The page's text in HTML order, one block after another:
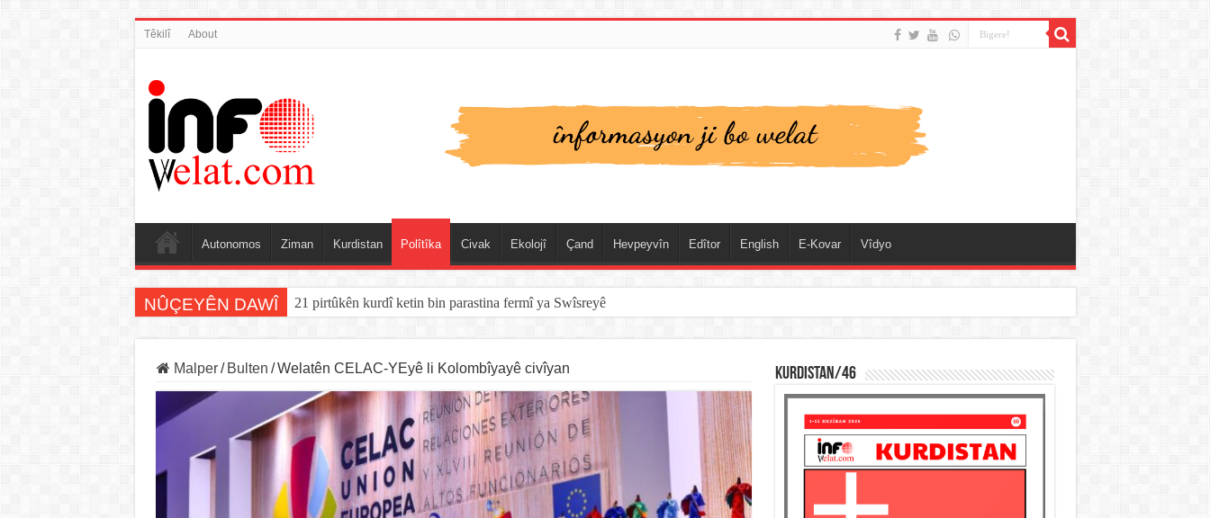
Têkilî About
Autonomos Ziman Kurdistan Polîtîka Civak Ekolojî Çand Hevpeyvîn Edîtor English E-Kovar Vîdyo
NÛÇEYÊN DAWÎ 21 pirtûkên kurdî ketin bin parastina fermî ya Swîsreyê
Malper / Bulten / Welatên CELAC-YEyê li Kolombîyayê civîyan KURDISTAN/46